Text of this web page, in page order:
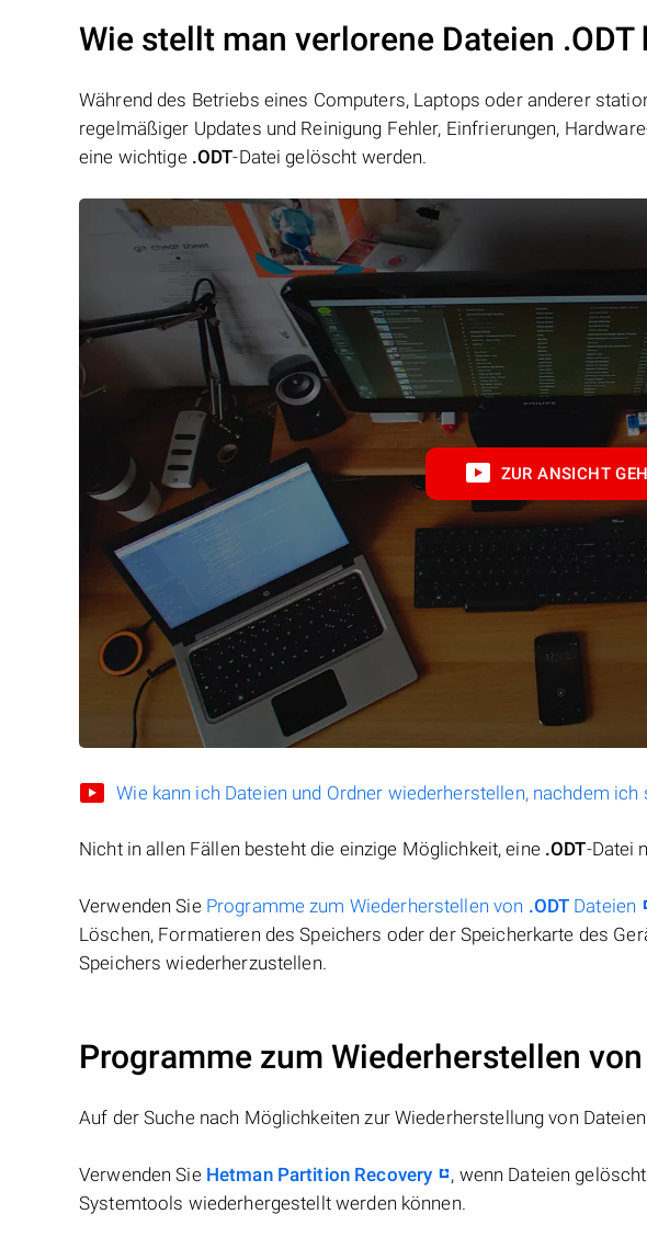
Wie stellt man verlorene Dateien .ODT
Während des Betriebs eines Computers, Laptops oder anderer
regelmäßiger Updates und Reinigung Fehler, Einfrierungen,
eine wichtige .ODT-Datei gelöscht werden.
ZUR ANSICHT
Wie kann ich Dateien und Ordner wiederherstellen, nachdem
Nicht in allen Fällen besteht die einzige Möglichkeit, eine .ODT-Datei
Verwenden Sie Programme zum Wiederherstellen von .ODT Dateien
Löschen, Formatieren des Speichers oder der Speicherkarte des
Speichers wiederherzustellen.
Programme zum Wiederherstellen von
Auf der Suche nach Möglichkeiten zur Wiederherstellung von
Verwenden Sie Hetman Partition Recovery
, wenn Dateien
Systemtools wiederhergestellt werden können.